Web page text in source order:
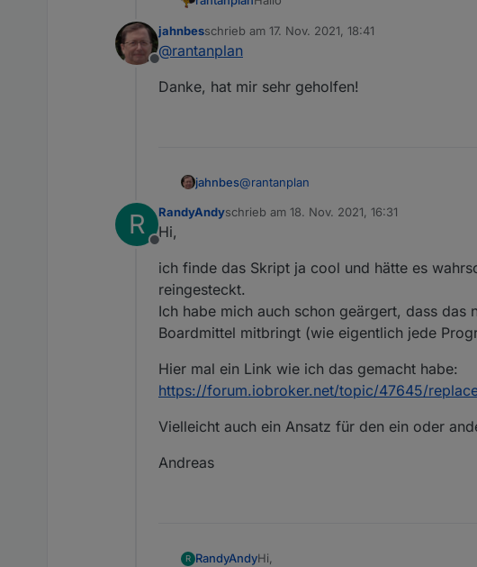
Manchmal ist es notwendig
anderes tauschen.
Hier der geänderte Export:
Offline
jahnbesschrieb am 17. Nov. 2021, 18:41
zuletzt editiert von
@rantanplan
Danke, hat mir sehr geholfen!
jahnbes@rantanplan
Danke, hat mir sehr geholfen!
R
Offline
RandyAndyschrieb am 18. Nov. 2021, 16:31
zuletzt editiert von
Hi,
ich finde das Skript ja cool und hätte es
reingesteckt.
Ich habe mich auch schon geärgert, dass
Boardmittel mitbringt (wie eigentlich jede
Hier mal ein Link wie ich das gemacht habe:
https://forum.iobroker.net/topic/47645/
Vielleicht auch ein Ansatz für den ein oder
Andreas
R RandyAndyHi,